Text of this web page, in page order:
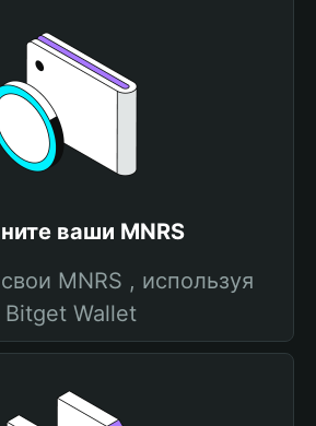
ваши MNRS
MNRS , используя
Bitget Wallet